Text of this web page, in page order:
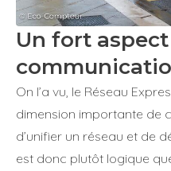
Un fort
On l’a vu, le Réseau
dimension importante de
d’unifier un réseau et de
est donc plutôt logique